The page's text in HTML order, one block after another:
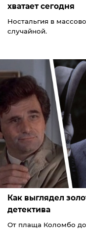
хватает сегодня
Ностальгия в
случайной.
Как выглядел
детектива
От плаща Коломбо